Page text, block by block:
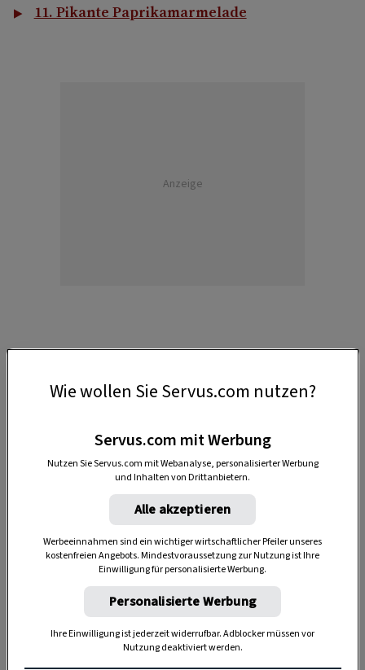
11. Pikante Paprikamarmelade
Anzeige
1. Brombeergelee mit Vanille
Vanilleschoten die herben Brombeeren veredeln.
Geleeschmeckt hervorragend zu Käse, aber
natürlich auch auf Gebäck.
Wie wollen Sie Servus.com nutzen?
Servus.com mit Werbung
Nutzen Sie Servus.com mit Webanalyse, personalisierter Werbung
und Inhalten von Drittanbietern.
Alle akzeptieren
Werbeeinnahmen sind ein wichtiger wirtschaftlicher Pfeiler unseres
kostenfreien Angebots. Mindestvoraussetzung zur Nutzung ist Ihre
Einwilligung für personalisierte Werbung.
Personalisierte Werbung
Ihre Einwilligung ist jederzeit widerrufbar. Adblocker müssen vor
Nutzung deaktiviert werden.